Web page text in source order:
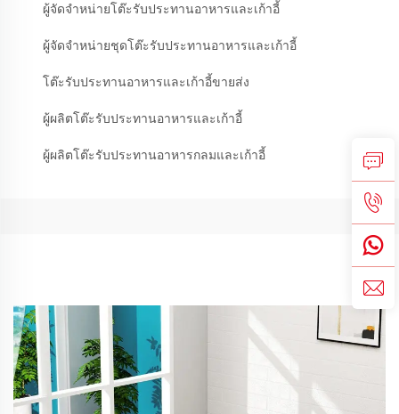
ผู้จัดจำหน่ายโต๊ะรับประทานอาหารและเก้าอี้
ผู้จัดจำหน่ายชุดโต๊ะรับประทานอาหารและเก้าอี้
โต๊ะรับประทานอาหารและเก้าอี้ขายส่ง
ผู้ผลิตโต๊ะรับประทานอาหารและเก้าอี้
ผู้ผลิตโต๊ะรับประทานอาหารกลมและเก้าอี้